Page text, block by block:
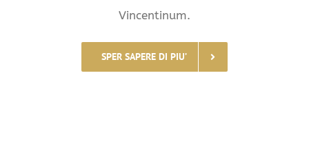
Vincentinum.
SPER SAPERE DI PIU’